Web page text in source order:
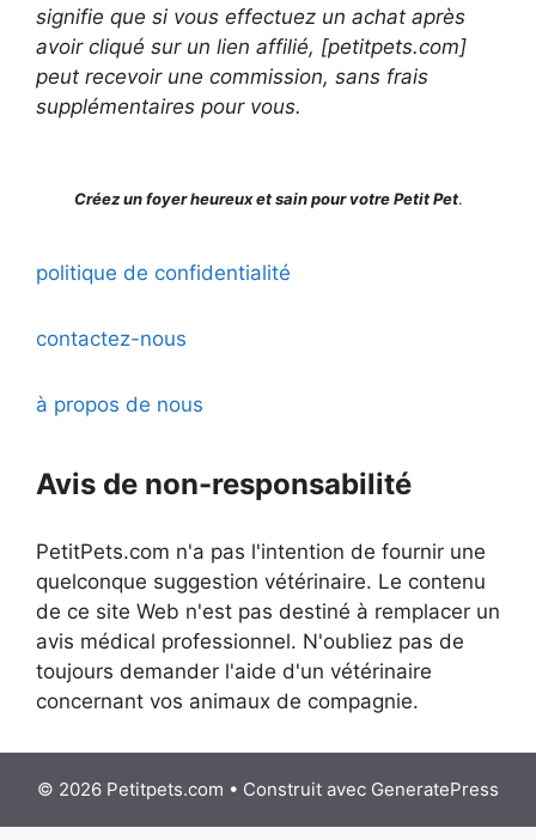
signifie que si vous effectuez un achat après
avoir cliqué sur un lien affilié, [petitpets.com]
peut recevoir une commission, sans frais
supplémentaires pour vous.
Créez un foyer heureux et sain pour votre Petit Pet.
politique de confidentialité
contactez-nous
à propos de nous
Avis de non-responsabilité
PetitPets.com n'a pas l'intention de fournir une
quelconque suggestion vétérinaire. Le contenu
de ce site Web n'est pas destiné à remplacer un
avis médical professionnel. N'oubliez pas de
toujours demander l'aide d'un vétérinaire
concernant vos animaux de compagnie.
© 2026 Petitpets.com • Construit avec GeneratePress